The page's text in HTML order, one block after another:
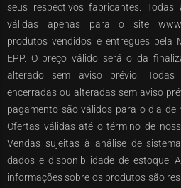
seus respectivos fabricantes.
válidas apenas para o site
produtos vendidos e entregues pela
EPP. O preço válido será o da
alterado sem aviso prévio.
encerradas ou alteradas sem aviso
pagamento são válidos para o dia de
Ofertas válidas até o término de
Vendas sujeitas à análise de
dados e disponibilidade de estoque.
informações sobre os produtos são